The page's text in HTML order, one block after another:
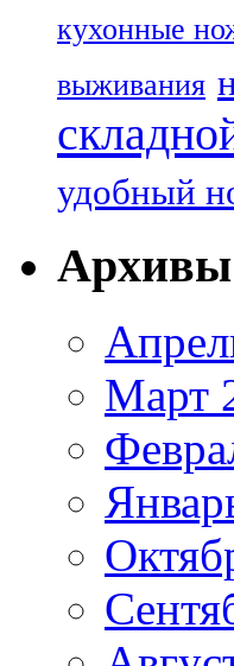
кухонные
выживания
удобный
Архивы
Март